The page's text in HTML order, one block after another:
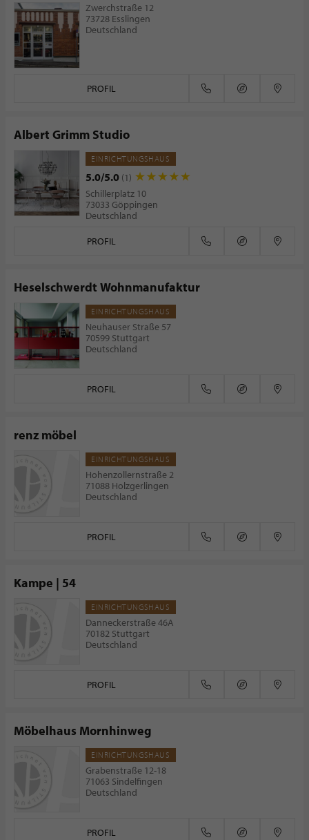
Zwerchstraße 12
73728 Esslingen
Deutschland
PROFIL
Albert Grimm Studio
EINRICHTUNGSHAUS
5.0/5.0 (1)
Schillerplatz 10
73033 Göppingen
Deutschland
PROFIL
Heselschwerdt Wohnmanufaktur
EINRICHTUNGSHAUS
Neuhauser Straße 57
70599 Stuttgart
Deutschland
PROFIL
renz möbel
EINRICHTUNGSHAUS
Hohenzollernstraße 2
71088 Holzgerlingen
Deutschland
PROFIL
Kampe | 54
EINRICHTUNGSHAUS
Danneckerstraße 46A
70182 Stuttgart
Deutschland
PROFIL
Möbelhaus Mornhinweg
EINRICHTUNGSHAUS
Grabenstraße 12-18
71063 Sindelfingen
Deutschland
PROFIL